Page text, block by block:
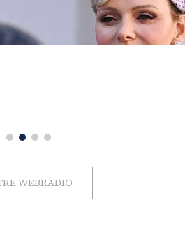
WEBRADIO